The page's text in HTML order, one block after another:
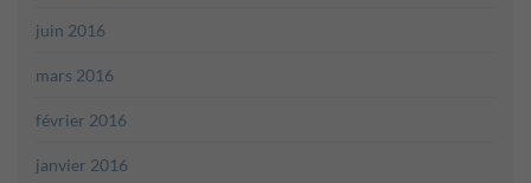
juin 2016
mars 2016
février 2016
janvier 2016